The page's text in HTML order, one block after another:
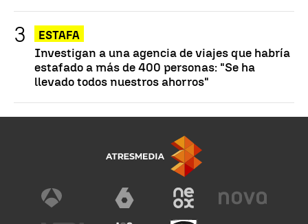
ESTAFA
Investigan a una agencia de viajes que habría
estafado a más de 400 personas: "Se ha
llevado todos nuestros ahorros"